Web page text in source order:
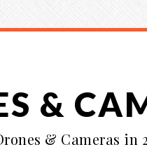
&
& Cameras in